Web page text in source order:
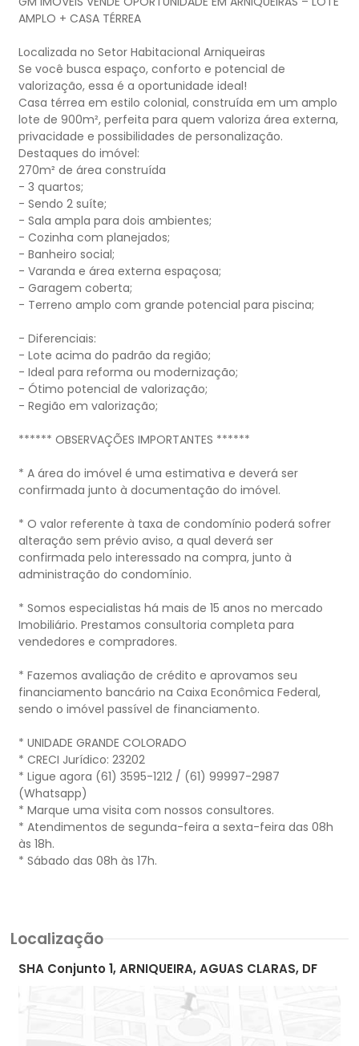
AMPLO + CASA TÉRREA
Localizada no Setor Habitacional Arniqueiras
Se você busca espaço, conforto e potencial de
valorização, essa é a oportunidade ideal!
Casa térrea em estilo colonial, construída em um amplo
lote de 900m², perfeita para quem valoriza área externa,
privacidade e possibilidades de personalização.
Destaques do imóvel:
270m² de área construída
- 3 quartos;
- Sendo 2 suíte;
- Sala ampla para dois ambientes;
- Cozinha com planejados;
- Banheiro social;
- Varanda e área externa espaçosa;
- Garagem coberta;
- Terreno amplo com grande potencial para piscina;
- Diferenciais:
- Lote acima do padrão da região;
- Ideal para reforma ou modernização;
- Ótimo potencial de valorização;
- Região em valorização;
****** OBSERVAÇÕES IMPORTANTES ******
* A área do imóvel é uma estimativa e deverá ser
confirmada junto à documentação do imóvel.
* O valor referente à taxa de condomínio poderá sofrer
alteração sem prévio aviso, a qual deverá ser
confirmada pelo interessado na compra, junto à
administração do condomínio.
* Somos especialistas há mais de 15 anos no mercado
Imobiliário. Prestamos consultoria completa para
vendedores e compradores.
* Fazemos avaliação de crédito e aprovamos seu
financiamento bancário na Caixa Econômica Federal,
sendo o imóvel passível de financiamento.
* UNIDADE GRANDE COLORADO
* CRECI Jurídico: 23202
* Ligue agora (61) 3595-1212 / (61) 99997-2987
(Whatsapp)
* Marque uma visita com nossos consultores.
* Atendimentos de segunda-feira a sexta-feira das 08h
às 18h.
* Sábado das 08h às 17h.
Localização
SHA Conjunto 1, ARNIQUEIRA, AGUAS CLARAS, DF